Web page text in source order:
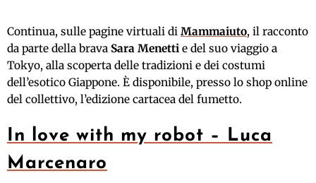
Continua, sulle pagine virtuali di Mammaiuto, il racconto
da parte della brava Sara Menetti e del suo viaggio a
Tokyo, alla scoperta delle tradizioni e dei costumi
dell’esotico Giappone. È disponibile, presso lo shop online
del collettivo, l’edizione cartacea del fumetto.
In love with my robot – Luca
Marcenaro